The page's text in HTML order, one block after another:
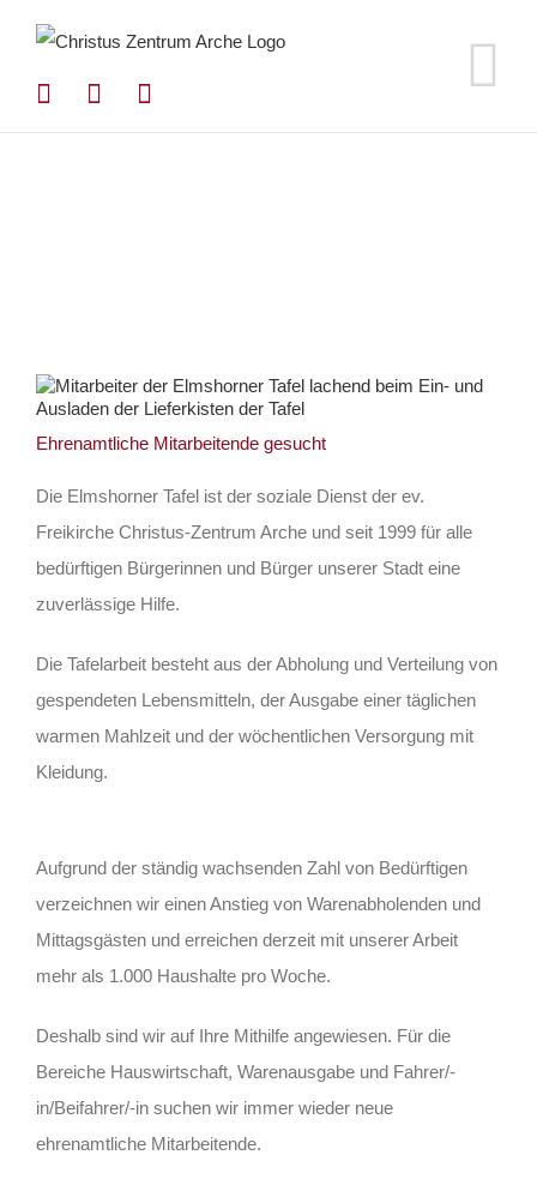
springen
Ehrenamtliche Mitarbeitende gesucht
Die Elmshorner Tafel ist der soziale Dienst der ev.
Freikirche Christus-Zentrum Arche und seit 1999 für alle
bedürftigen Bürgerinnen und Bürger unserer Stadt eine
zuverlässige Hilfe.
Die Tafelarbeit besteht aus der Abholung und Verteilung von
gespendeten Lebensmitteln, der Ausgabe einer täglichen
warmen Mahlzeit und der wöchentlichen Versorgung mit
Kleidung.
Aufgrund der ständig wachsenden Zahl von Bedürftigen
verzeichnen wir einen Anstieg von Warenabholenden und
Mittagsgästen und erreichen derzeit mit unserer Arbeit
mehr als 1.000 Haushalte pro Woche.
Deshalb sind wir auf Ihre Mithilfe angewiesen. Für die
Bereiche Hauswirtschaft, Warenausgabe und Fahrer/-
in/Beifahrer/-in suchen wir immer wieder neue
ehrenamtliche Mitarbeitende.